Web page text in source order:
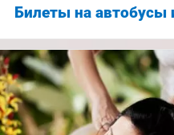
Билеты на автобусы